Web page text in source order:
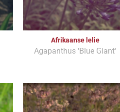
Afrikaanse lelie
Agapanthus 'Blue Giant'